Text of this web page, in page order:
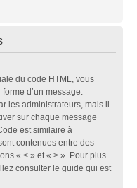
du code HTML, vous
d’un message.
les administrateurs, mais il
sur chaque message
est similaire à
contenues entre des
« < » et « > ». Pour plus
consulter le guide qui est